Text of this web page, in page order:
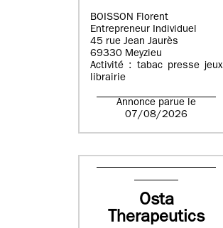
BOISSON Florent
Entrepreneur Individuel
45 rue Jean Jaurès
69330 Meyzieu
Activité : tabac presse jeux
librairie
Annonce parue le
07/08/2026
Osta
Therapeutics